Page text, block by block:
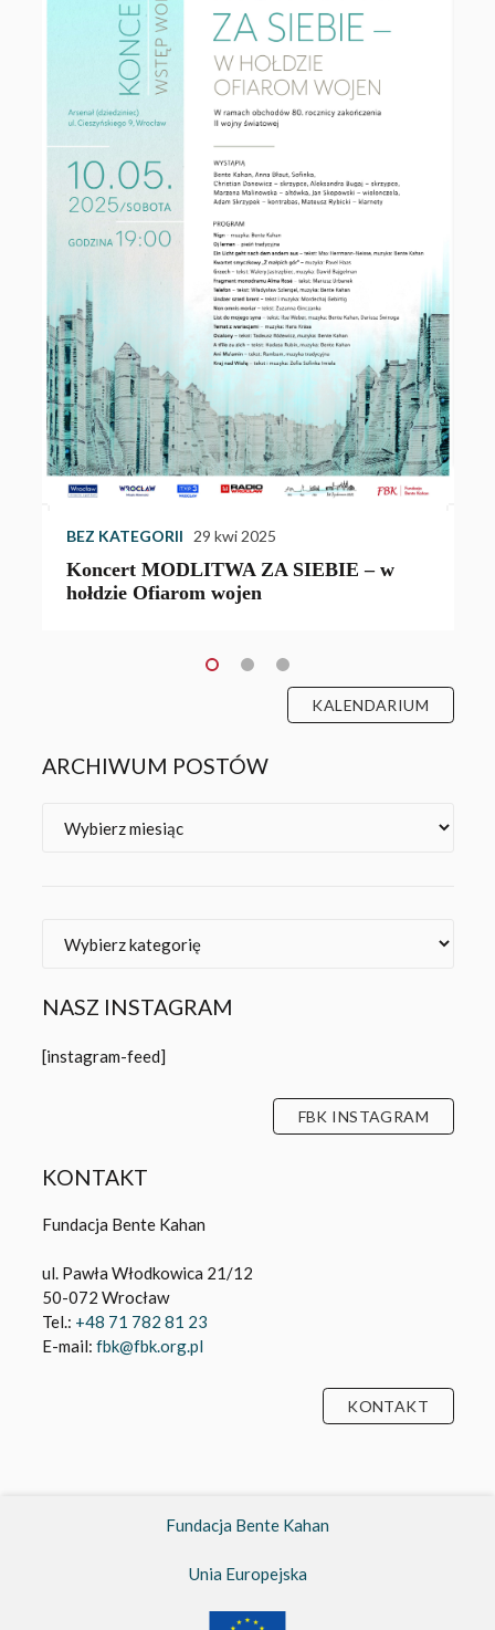
BEZ KATEGORII 29 kwi 2025
Koncert MODLITWA ZA SIEBIE – w
hołdzie Ofiarom wojen
KALENDARIUM
ARCHIWUM POSTÓW
NASZ INSTAGRAM
[instagram-feed]
FBK INSTAGRAM
KONTAKT
Fundacja Bente Kahan
ul. Pawła Włodkowica 21/12
50-072 Wrocław
Tel.: +48 71 782 81 23
E-mail: fbk@fbk.org.pl
KONTAKT
Fundacja Bente Kahan
Unia Europejska